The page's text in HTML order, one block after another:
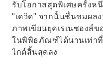
รับโอกาสสุดพิเศษครั้งห
"เดวิด" จากนั้นชื่นชมผล
ภาพเขียนยุคเรเนซอง
ในพิพิธภัณฑ์ได้นานเท่า
ไกด์สิ้นสุดลง